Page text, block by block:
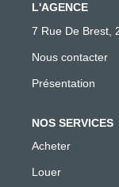
L'AGENCE
7 Rue De Brest,
Nous contacter
Présentation
NOS SERVICES
Acheter
Louer